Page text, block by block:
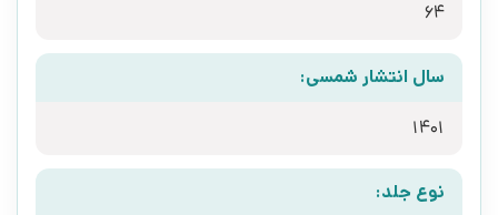
64
سال انتشار شمسی:
1401
نوع جلد: